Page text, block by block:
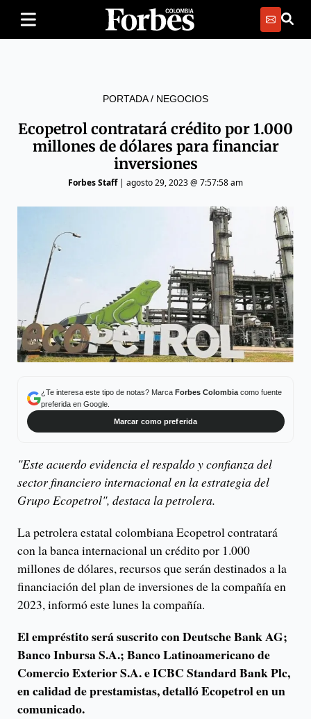
PORTADA/ NEGOCIOS
Ecopetrol contratará crédito por 1.000
millones de dólares para financiar
inversiones
Forbes Staff| agosto 29, 2023 @ 7:57:58 am
¿Te interesa este tipo de notas? Marca Forbes Colombiacomo fuente
preferida en Google.
Marcar como preferida
"Este acuerdo evidencia el respaldo y confianza del
sector financiero internacional en la estrategia del
Grupo Ecopetrol", destaca la petrolera.
La petrolera estatal colombiana Ecopetrol contratará
con la banca internacional un crédito por 1.000
millones de dólares, recursos que serán destinados a la
financiación del plan de inversiones de la compañía en
2023, informó este lunes la compañía.
El empréstito será suscrito con Deutsche Bank AG;
Banco Inbursa S.A.; Banco Latinoamericano de
Comercio Exterior S.A. e ICBC Standard Bank Plc,
en calidad de prestamistas, detalló Ecopetrol en un
comunicado.